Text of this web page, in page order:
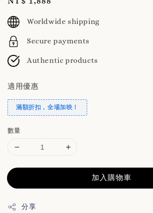
price
Worldwide shipping
Secure payments
Authentic products
適用優惠
滿額折扣，全場加映！
數量
加入購物車
分享